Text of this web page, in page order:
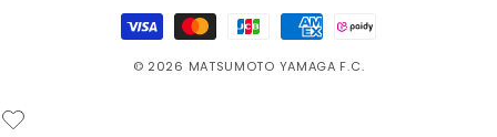
決
済
© 2026 MATSUMOTO YAMAGA F.C.